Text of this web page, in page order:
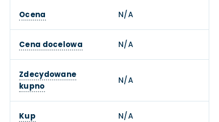
Ocena N/A
Cena docelowa N/A
Zdecydowane
kupno
N/A
Kup N/A